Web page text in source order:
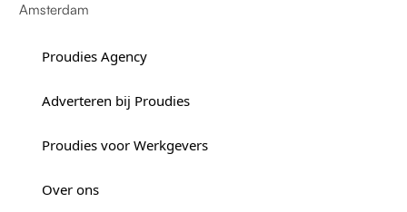
Amsterdam
Proudies Agency
Adverteren bij Proudies
Proudies voor Werkgevers
Over ons